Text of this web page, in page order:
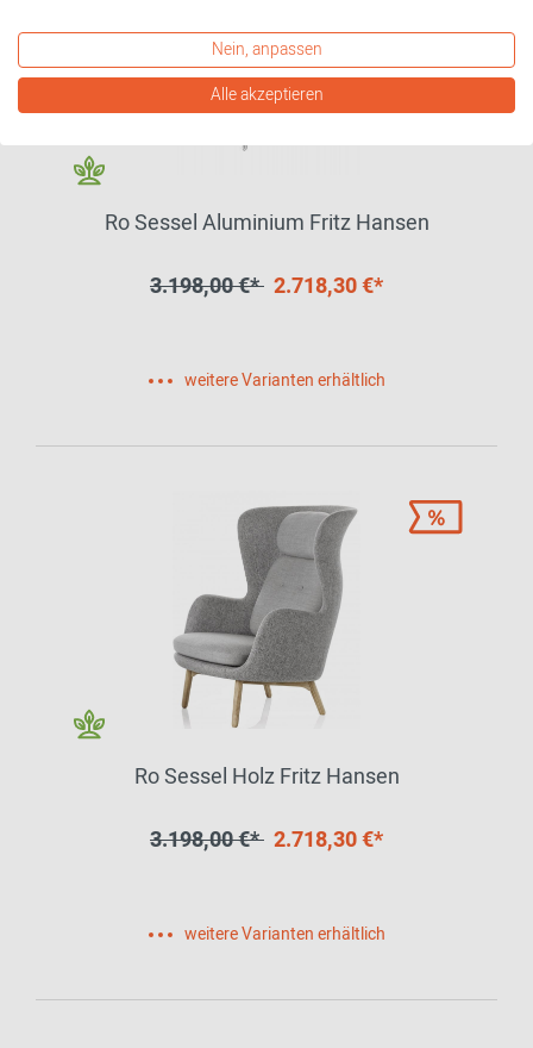
Ro Sessel Aluminium Fritz Hansen
3.198,00 €* 2.718,30 €*
weitere Varianten erhältlich
Ro Sessel Holz Fritz Hansen
3.198,00 €* 2.718,30 €*
weitere Varianten erhältlich
Nein, anpassen
Alle akzeptieren